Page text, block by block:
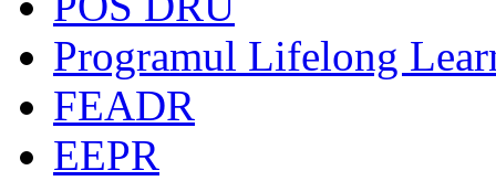
Programul Lifelong
FEADR
EEPR